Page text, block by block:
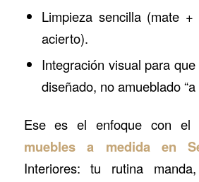
Limpieza sencilla (mate
acierto).
Integración visual para
diseñado, no amueblado “a
Ese es el enfoque con el
muebles a medida en
Interiores: tu rutina